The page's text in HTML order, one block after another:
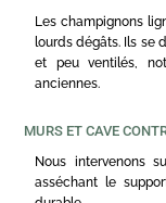
Les champignons
lourds dégâts. Ils se
et peu ventilés,
anciennes.
MURS ET CAVE
Nous intervenons
asséchant le